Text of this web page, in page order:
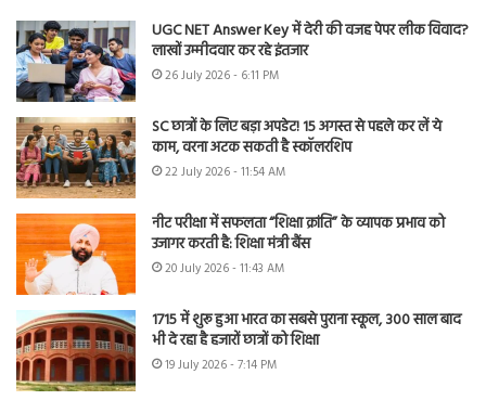
UGC NET Answer Key में देरी की वजह पेपर लीक विवाद?
लाखों उम्मीदवार कर रहे इंतजार
26 July 2026 - 6:11 PM
SC छात्रों के लिए बड़ा अपडेट! 15 अगस्त से पहले कर लें ये
काम, वरना अटक सकती है स्कॉलरशिप
22 July 2026 - 11:54 AM
नीट परीक्षा में सफलता “शिक्षा क्रांति” के व्यापक प्रभाव को
उजागर करती है: शिक्षा मंत्री बैंस
20 July 2026 - 11:43 AM
1715 में शुरू हुआ भारत का सबसे पुराना स्कूल, 300 साल बाद
भी दे रहा है हजारों छात्रों को शिक्षा
19 July 2026 - 7:14 PM